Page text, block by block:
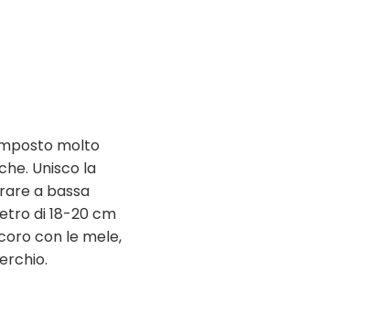
molto
Unisco la
a bassa
di 18-20 cm
con le mele,